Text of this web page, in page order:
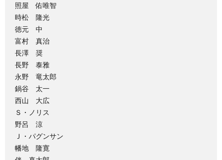
照屋 佑唯智
時松 隆光
徳元 中
富村 真治
長澤 奨
長野 泰雅
永野 竜太郎
鍋谷 太一
西山 大広
Ｓ・ノリス
野呂 涼
Ｊ・パグンサン
幡地 隆寛